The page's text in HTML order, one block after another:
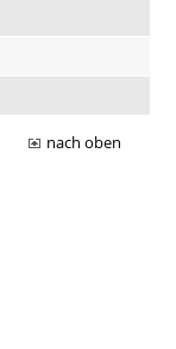
nach oben